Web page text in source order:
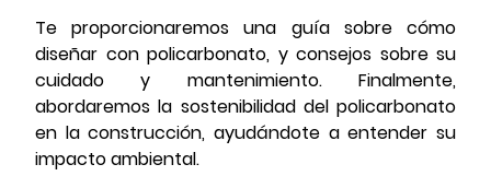
Te proporcionaremos una guía sobre cómo
diseñar con policarbonato, y consejos sobre su
cuidado y mantenimiento. Finalmente,
abordaremos la sostenibilidad del policarbonato
en la construcción, ayudándote a entender su
impacto ambiental.